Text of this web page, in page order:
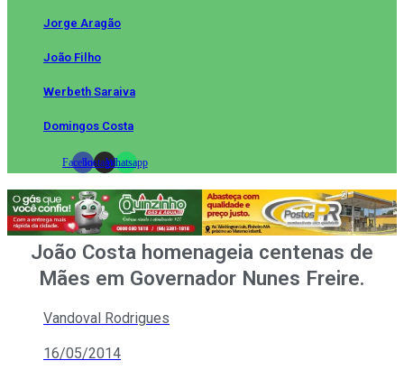
Jorge Aragão
João Filho
Werbeth Saraiva
Domingos Costa
FacebookInstagramWhatsapp
João Costa homenageia centenas de
Mães em Governador Nunes Freire.
Vandoval Rodrigues
16/05/2014